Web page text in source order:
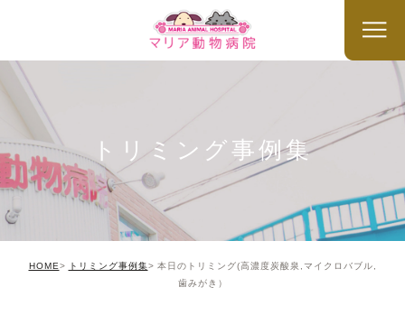
トリミング事例集
HOME トリミング事例集
本日のトリミング(高濃度炭酸泉,マイクロバブル,
歯みがき）